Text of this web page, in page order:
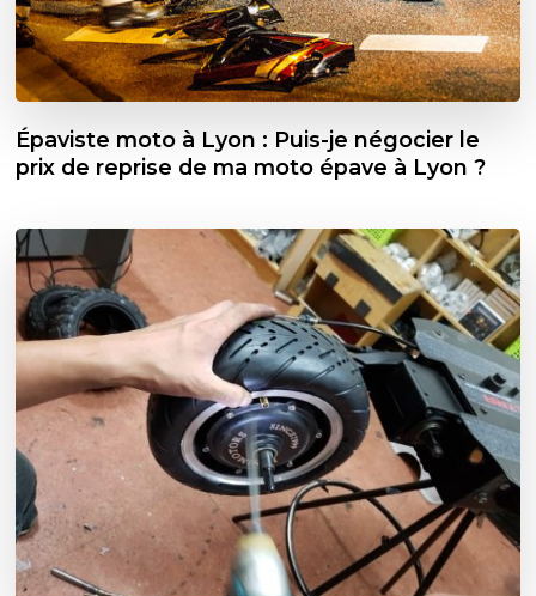
Épaviste moto à Lyon : Puis-je négocier le
prix de reprise de ma moto épave à Lyon ?